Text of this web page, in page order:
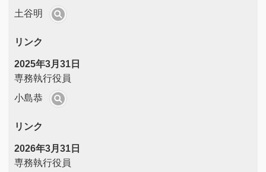
土谷明
リンク
2025年3月31日
専務執行役員
小島恭
リンク
2026年3月31日
専務執行役員